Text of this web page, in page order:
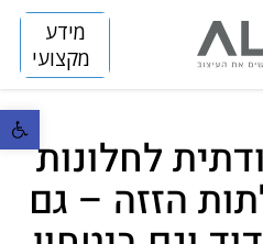
פתח
מידע
מקצועי
לחלונות
הזזה – גם